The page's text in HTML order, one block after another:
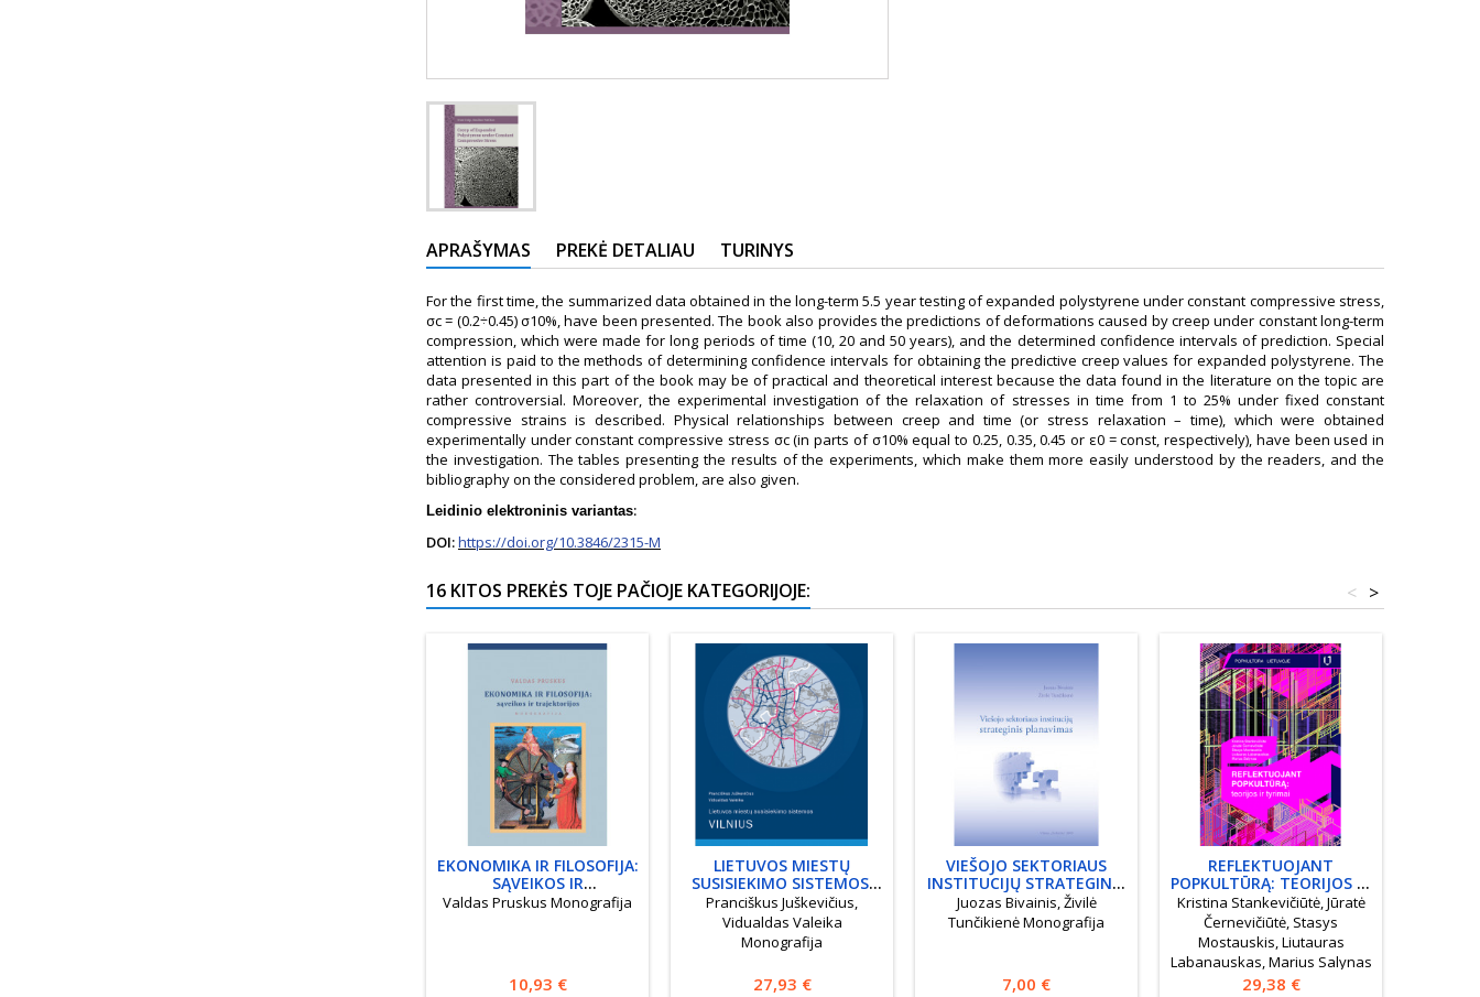
APRAŠYMAS PREKĖ DETALIAU TURINYS
For the first time, the summarized data obtained in the long-term 5.5 year testing of expanded polystyrene under constant compressive stress,
σc = (0.2÷0.45) σ10%, have been presented. The book also provides the predictions of deformations caused by creep under constant long-term
compression, which were made for long periods of time (10, 20 and 50 years), and the determined confidence intervals of prediction. Special
attention is paid to the methods of determining confidence intervals for obtaining the predictive creep values for expanded polystyrene. The
data presented in this part of the book may be of practical and theoretical interest because the data found in the literature on the topic are
rather controversial. Moreover, the experimental investigation of the relaxation of stresses in time from 1 to 25% under fixed constant
compressive strains is described. Physical relationships between creep and time (or stress relaxation – time), which were obtained
experimentally under constant compressive stress σc (in parts of σ10% equal to 0.25, 0.35, 0.45 or ε0 = const, respectively), have been used in
the investigation. The tables presenting the results of the experiments, which make them more easily understood by the readers, and the
bibliography on the considered problem, are also given.
Leidinio elektroninis variantas:
DOI:https://doi.org/10.3846/2315-M
16 KITOS PREKĖS TOJE PAČIOJE KATEGORIJOJE: >
<
EKONOMIKA IR FILOSOFIJA:
SĄVEIKOS IR
TRAJEKTORIJOS
Valdas Pruskus Monografija
Kaina
10,93 €
LIETUVOS MIESTŲ
SUSISIEKIMO SISTEMOS.
VILNIUS
Pranciškus Juškevičius,
Vidualdas Valeika
Monografija
Kaina
27,93 €
VIEŠOJO SEKTORIAUS
INSTITUCIJŲ STRATEGINIS
PLANAVIMAS
Juozas Bivainis, Živilė
Tunčikienė Monografija
Kaina
7,00 €
REFLEKTUOJANT
POPKULTŪRĄ: TEORIJOS IR
TYRIMAI
Kristina Stankevičiūtė, Jūratė
Černevičiūtė, Stasys
Mostauskis, Liutauras
Labanauskas, Marius Salynas
Kolektyvinė monografija
Kaina
29,38 €